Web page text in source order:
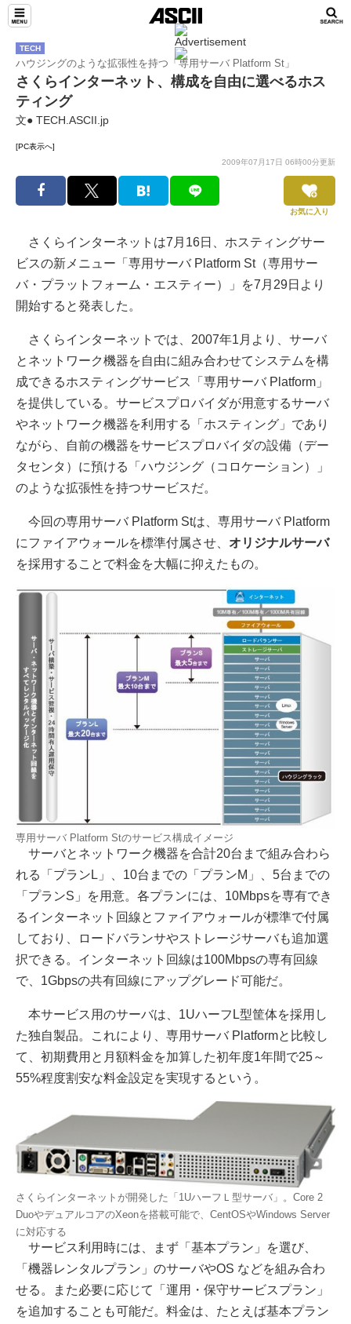
TECH
ハウジングのような拡張性を持つ「専用サーバ Platform St」
さくらインターネット、構成を自由に選べるホス
ティング
文● TECH.ASCII.jp
[PC表示へ]
2009年07月17日 06時00分更新
お気に入り
さくらインターネットは7月16日、ホスティングサー
ビスの新メニュー「専用サーバ Platform St（専用サー
バ・プラットフォーム・エスティー）」を7月29日より
開始すると発表した。
さくらインターネットでは、2007年1月より、サーバ
とネットワーク機器を自由に組み合わせてシステムを構
成できるホスティングサービス「専用サーバ Platform」
を提供している。サービスプロバイダが用意するサーバ
やネットワーク機器を利用する「ホスティング」であり
ながら、自前の機器をサービスプロバイダの設備（デー
タセンタ）に預ける「ハウジング（コロケーション）」
のような拡張性を持つサービスだ。
今回の専用サーバ Platform Stは、専用サーバ Platform
にファイアウォールを標準付属させ、 オリジナルサーバ
を採用することで料金を大幅に抑えたもの。
専用サーバ Platform Stのサービス構成イメージ
サーバとネットワーク機器を合計20台まで組み合わら
れる「プランL」、10台までの「プランM」、5台までの
「プランS」を用意。各プランには、10Mbpsを専有でき
るインターネット回線とファイアウォールが標準で付属
しており、ロードバランサやストレージサーバも追加選
択できる。インターネット回線は100Mbpsの専有回線
で、1Gbpsの共有回線にアップグレード可能だ。
本サービス用のサーバは、1UハーフL型筐体を採用し
た独自製品。これにより、専用サーバ Platformと比較し
て、初期費用と月額料金を加算した初年度1年間で25～
55%程度割安な料金設定を実現するという。
さくらインターネットが開発した「1UハーフＬ型サーバ」。Core 2
DuoやデュアルコアのXeonを搭載可能で、CentOSやWindows Server
に対応する
サービス利用時には、まず「基本プラン」を選び、
「機器レンタルプラン」のサーバやOS などを組み合わ
せる。また必要に応じて「運用・保守サービスプラン」
を追加することも可能だ。料金は、たとえば基本プラン